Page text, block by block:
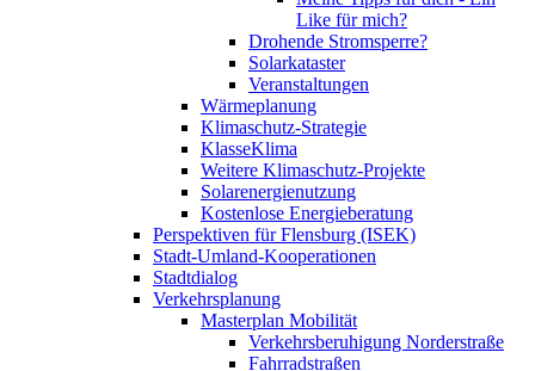
Like für mich?
Drohende Stromsperre?
Solarkataster
Veranstaltungen
Wärmeplanung
Klimaschutz-Strategie
KlasseKlima
Weitere Klimaschutz-Projekte
Solarenergienutzung
Kostenlose Energieberatung
Perspektiven für Flensburg (ISEK)
Stadt-Umland-Kooperationen
Stadtdialog
Verkehrsplanung
Masterplan Mobilität
Verkehrsberuhigung Norderstraße
Fahrradstraßen